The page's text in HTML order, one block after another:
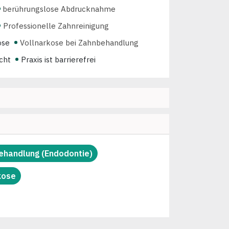
berührungslose Abdrucknahme
Professionelle Zahnreinigung
Vollnarkose bei Zahnbehandlung
Praxis ist barrierefrei
Zahnspangen für Erwachsene
Feste Zahnspangen für Kinder
(Endodontie)